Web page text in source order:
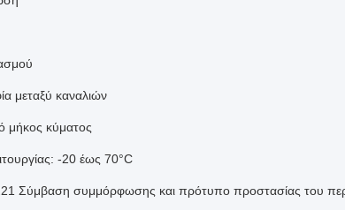
μεταξύ καναλιών
μήκος κύματος
-20 έως 70°C
Σύμβαση συμμόρφωσης και πρότυπο προστασίας του